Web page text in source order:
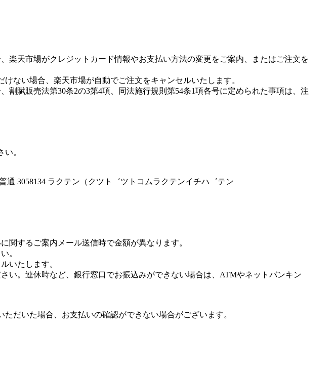
楽天市場がクレジットカード情報やお支払い方法の変更をご案内、またはご注文を
ない場合、楽天市場が自動でご注文をキャンセルいたします。
賦販売法第30条2の3第4項、同法施行規則第54条1項各号に定められた事項は、注
い。
3058134 ラクテン（クツト゛ツトコムラクテンイチハ゛テン
関するご案内メール送信時で金額が異なります。
。
いたします。
い。連休時など、銀行窓口でお振込みができない場合は、ATMやネットバンキン
だいた場合、お支払いの確認ができない場合がございます。